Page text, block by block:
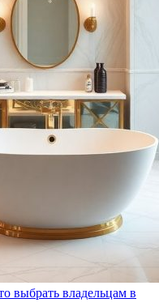
выбрать владельцам в